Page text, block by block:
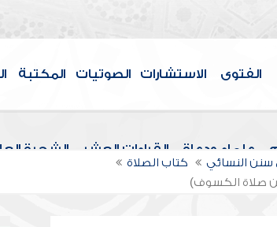
الفتوى الاستشارات الصوتيات المكتبة
علماء ودعاة القراءات العشر الشجرة
النسائي
كتاب الصلاة
صلاة الكسوف)